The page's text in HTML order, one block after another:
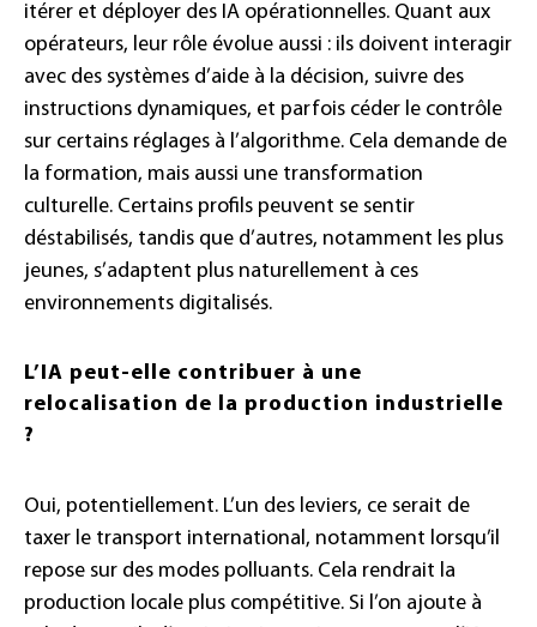
itérer et déployer des IA opérationnelles. Quant aux
opérateurs, leur rôle évolue aussi : ils doivent interagir
avec des systèmes d’aide à la décision, suivre des
instructions dynamiques, et parfois céder le contrôle
sur certains réglages à l’algorithme. Cela demande de
la formation, mais aussi une transformation
culturelle. Certains profils peuvent se sentir
déstabilisés, tandis que d’autres, notamment les plus
jeunes, s’adaptent plus naturellement à ces
environnements digitalisés.
L’IA peut-elle contribuer à une
relocalisation de la production industrielle
?
Oui, potentiellement. L’un des leviers, ce serait de
taxer le transport international, notamment lorsqu’il
repose sur des modes polluants. Cela rendrait la
production locale plus compétitive. Si l’on ajoute à